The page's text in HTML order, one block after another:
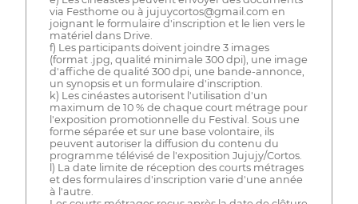
via Festhome ou à jujuycortos@gmail.com en
joignant le formulaire d'inscription et le lien vers le
matériel dans Drive.
f) Les participants doivent joindre 3 images
(format .jpg, qualité minimale 300 dpi), une image
d'affiche de qualité 300 dpi, une bande-annonce,
un synopsis et un formulaire d'inscription.
k) Les cinéastes autorisent l'utilisation d'un
maximum de 10 % de chaque court métrage pour
l'exposition promotionnelle du Festival. Sous une
forme séparée et sur une base volontaire, ils
peuvent autoriser la diffusion du contenu du
programme télévisé de l'exposition Jujujy/Cortos.
l) La date limite de réception des courts métrages
et des formulaires d'inscription varie d'une année
à l'autre.